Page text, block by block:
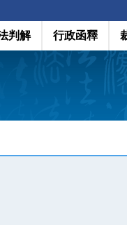
判解 行政函釋